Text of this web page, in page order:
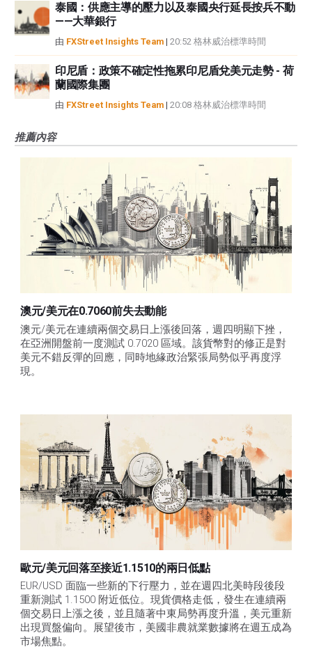
泰國：供應主導的壓力以及泰國央行延長按兵不動
——大華銀行
由 FXStreet Insights Team | 20:52 格林威治標準時間
印尼盾：政策不確定性拖累印尼盾兌美元走勢 - 荷
蘭國際集團
由 FXStreet Insights Team | 20:08 格林威治標準時間
推薦內容
澳元/美元在0.7060前失去動能
澳元/美元在連續兩個交易日上漲後回落，週四明顯下挫，
在亞洲開盤前一度測試 0.7020 區域。該貨幣對的修正是對
美元不錯反彈的回應，同時地緣政治緊張局勢似乎再度浮
現。
歐元/美元回落至接近1.1510的兩日低點
EUR/USD 面臨一些新的下行壓力，並在週四北美時段後段
重新測試 1.1500 附近低位。現貨價格走低，發生在連續兩
個交易日上漲之後，並且隨著中東局勢再度升溫，美元重新
出現買盤偏向。展望後市，美國非農就業數據將在週五成為
市場焦點。